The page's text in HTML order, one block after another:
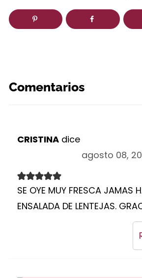
Comentarios
CRISTINA dice
agosto 08,
SE OYE MUY FRESCA JAMAS
ENSALADA DE LENTEJAS.